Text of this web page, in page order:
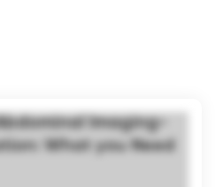
Imaging-
What you Need